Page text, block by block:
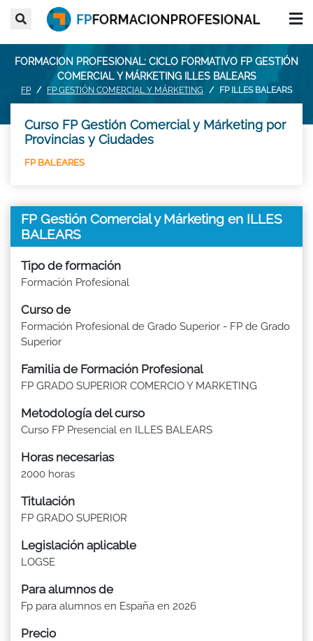
FORMACION PROFESIONAL: CICLO FORMATIVO FP GESTIÓN
COMERCIAL Y MÁRKETING ILLES BALEARS
FP FP GESTIÓN COMERCIAL Y MÁRKETING FP ILLES BALEARS
Curso FP Gestión Comercial y Márketing por
Provincias y Ciudades
FP BALEARES
FP Gestión Comercial y Márketing en ILLES
BALEARS
Tipo de formación
Formación Profesional
Curso de
Formación Profesional de Grado Superior - FP de Grado
Superior
Familia de Formación Profesional
FP GRADO SUPERIOR COMERCIO Y MARKETING
Metodología del curso
Curso FP Presencial en ILLES BALEARS
Horas necesarias
2000 horas
Titulación
FP GRADO SUPERIOR
Legislación aplicable
LOGSE
Para alumnos de
Fp para alumnos en España en 2026
Precio